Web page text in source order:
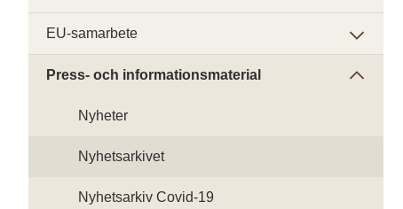
EU-samarbete
Press- och informationsmaterial
Nyheter
Nyhetsarkivet
Nyhetsarkiv Covid-19